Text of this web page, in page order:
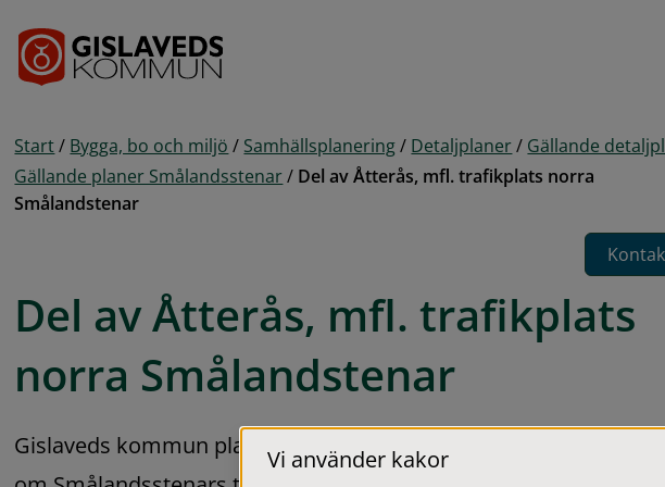
Start / Bygga, bo och miljö / Samhällsplanering / Detaljplaner / Gällande
Gällande planer Smålandsstenar / Del av Åtterås, mfl. trafikplats norra
Smålandstenar
Del av Åtterås, mfl. trafikplats
norra Smålandstenar
Gislaveds kommun planerar utbyggnad av en ny huvudgata
Vi använder kakor